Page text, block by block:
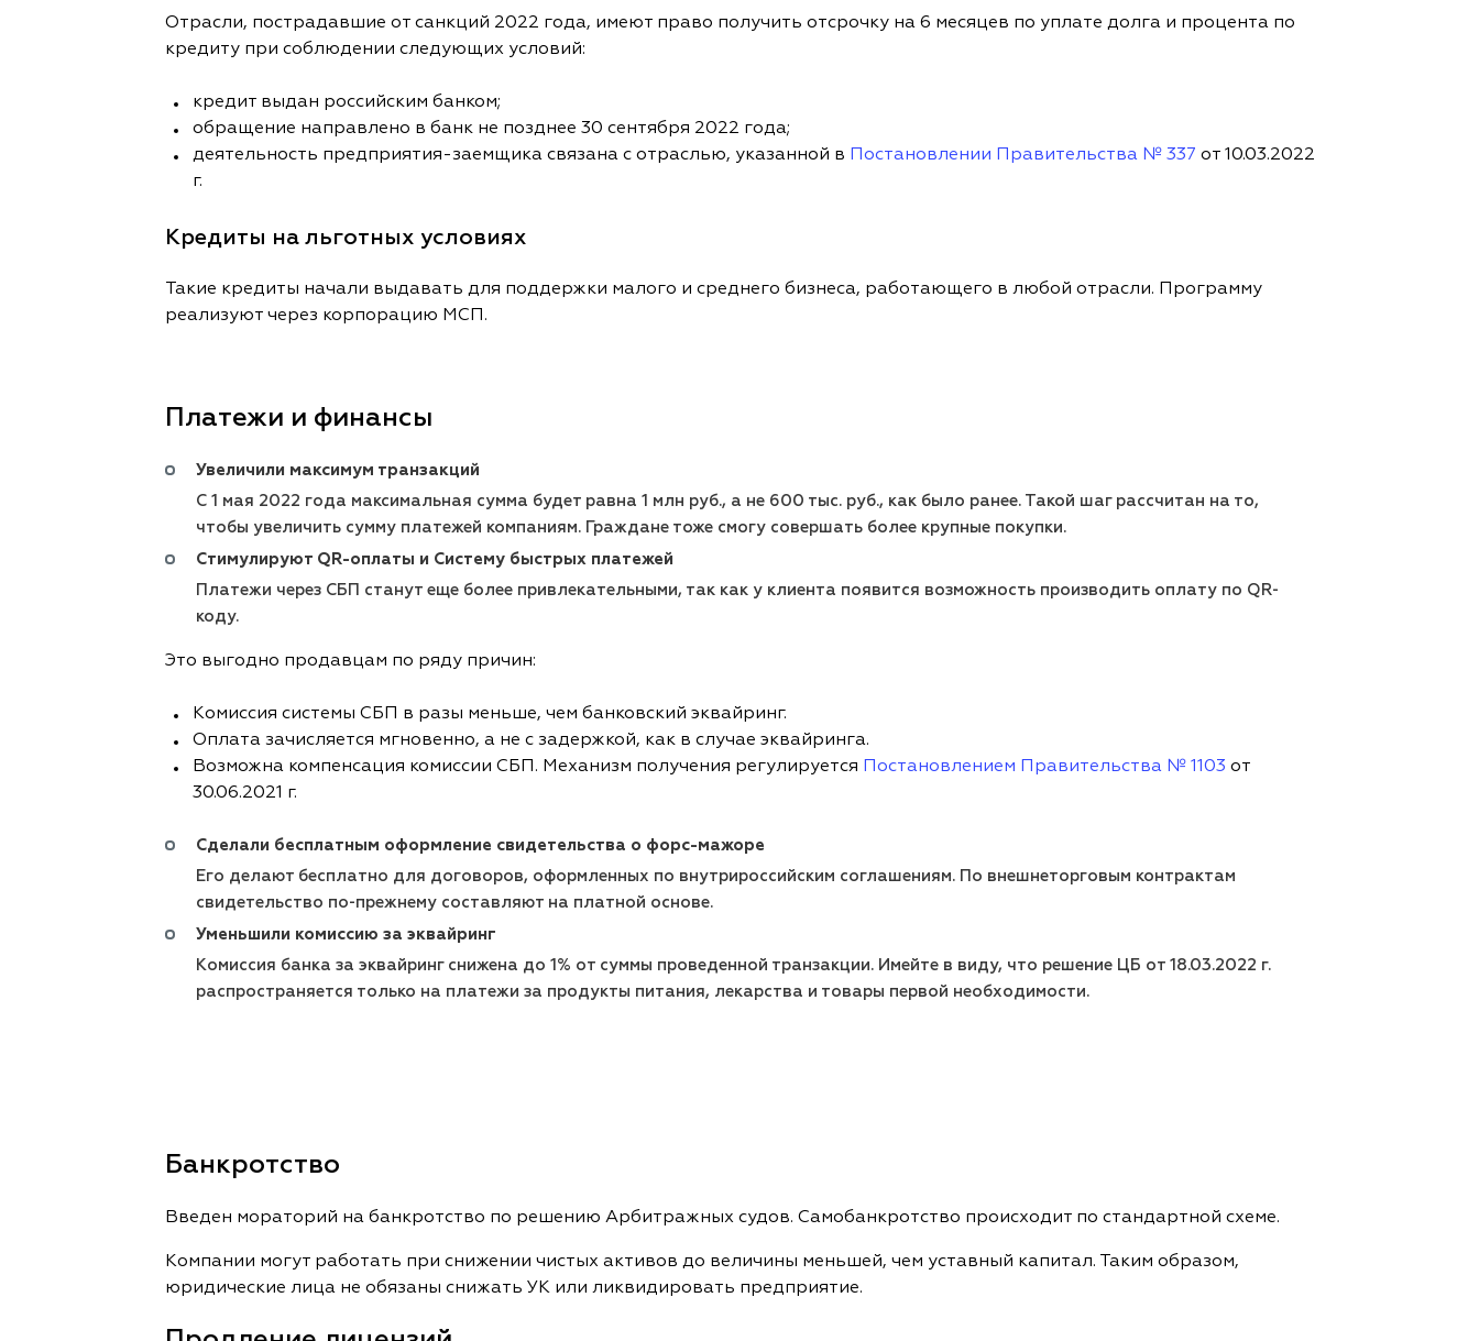
Отрасли, пострадавшие от санкций 2022 года, имеют право получить отсрочку на 6 месяцев по уплате долга и процента по
кредиту при соблюдении следующих условий:
кредит выдан российским банком;
обращение направлено в банк не позднее 30 сентября 2022 года;
деятельность предприятия-заемщика связана с отраслью, указанной в
Постановлении Правительства № 337 от 10.03.2022
г.
Кредиты на льготных условиях
Такие кредиты начали выдавать для поддержки малого и среднего бизнеса, работающего в любой отрасли. Программу
реализуют через корпорацию МСП.
Платежи и финансы
Увеличили максимум транзакций
С 1 мая 2022 года максимальная сумма будет равна 1 млн руб., а не 600 тыс. руб., как было ранее. Такой шаг рассчитан на то,
чтобы увеличить сумму платежей компаниям. Граждане тоже смогу совершать более крупные покупки.
Стимулируют QR-оплаты и Систему быстрых платежей
Платежи через СБП станут еще более привлекательными, так как у клиента появится возможность производить оплату по QR-
коду.
Это выгодно продавцам по ряду причин:
Комиссия системы СБП в разы меньше, чем банковский эквайринг.
Оплата зачисляется мгновенно, а не с задержкой, как в случае эквайринга.
Возможна компенсация комиссии СБП. Механизм получения регулируется
Постановлением Правительства № 1103 от
30.06.2021 г.
Сделали бесплатным оформление свидетельства о форс-мажоре
Его делают бесплатно для договоров, оформленных по внутрироссийским соглашениям. По внешнеторговым контрактам
свидетельство по-прежнему составляют на платной основе.
Уменьшили комиссию за эквайринг
Комиссия банка за эквайринг снижена до 1% от суммы проведенной транзакции. Имейте в виду, что решение ЦБ от 18.03.2022 г.
распространяется только на платежи за продукты питания, лекарства и товары первой необходимости.
Банкротство
Введен мораторий на банкротство по решению Арбитражных судов. Самобанкротство происходит по стандартной схеме.
Компании могут работать при снижении чистых активов до величины меньшей, чем уставный капитал. Таким образом,
юридические лица не обязаны снижать УК или ликвидировать предприятие.